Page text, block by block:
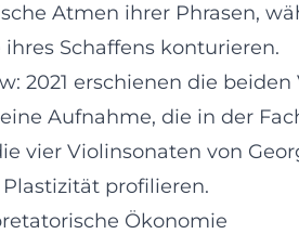
Atmen ihrer Phrasen,
Schaffens konturieren.
2021 erschienen die
Aufnahme, die in der
vier Violinsonaten von
profilieren.
Ökonomie